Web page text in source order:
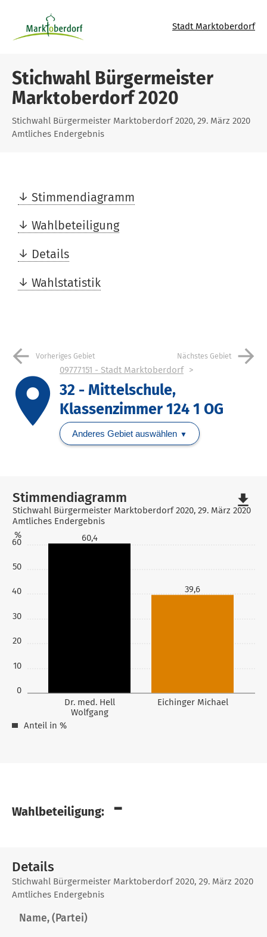
Stadt Marktoberdorf
Stichwahl Bürgermeister
Marktoberdorf 2020
Stichwahl Bürgermeister Marktoberdorf 2020, 29. März 2020
Amtliches Endergebnis
Stimmendiagramm
Wahlbeteiligung
Details
Wahlstatistik
arrow_back Vorheriges Gebiet Nächstes Gebiet arrow_forward
place
09777151 - Stadt Marktoberdorf
32 - Mittelschule,
Klassenzimmer 124 1 OG
Anderes Gebiet auswählen
0
10
20
30
40
50
60
%
Dr. med. Hell
Wolfgang
Eichinger Michael
60,4
39,6
Stimmendiagramm
Stichwahl Bürgermeister Marktoberdorf 2020, 29. März 2020
Amtliches Endergebnis
Anteil in %
file_download
Wahlbeteiligung: -
Details
Details
Stichwahl Bürgermeister Marktoberdorf 2020, 29. März 2020
Amtliches Endergebnis
Name, (Partei)